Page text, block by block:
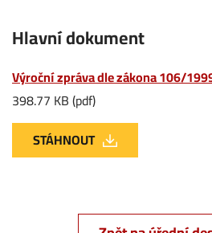
Hlavní dokument
Výroční zpráva dle zákona 106/
398.77 KB (pdf)
STÁHNOUT